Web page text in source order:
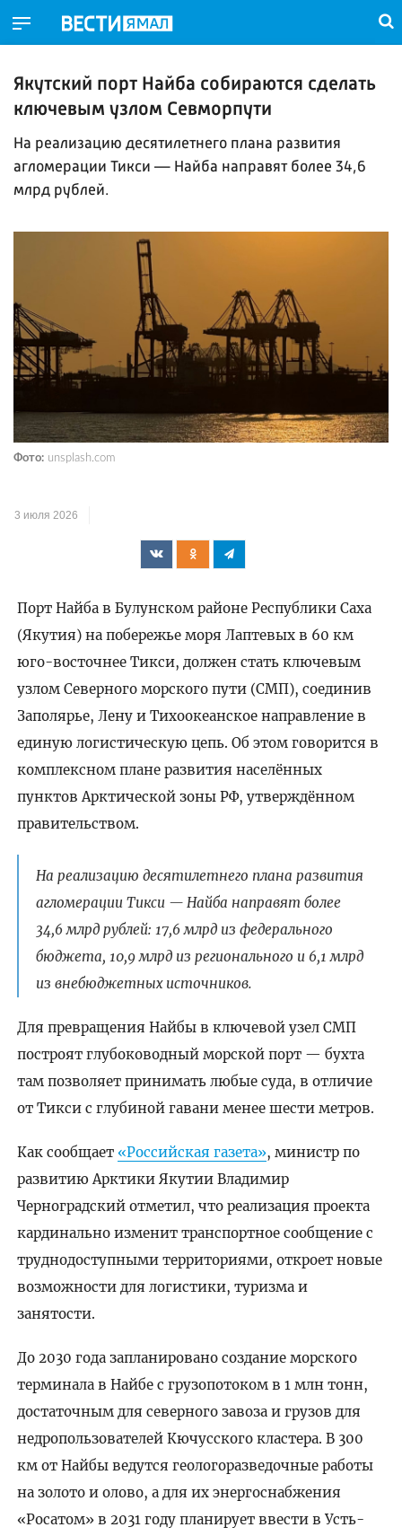
Якутский порт Найба собираются сделать
ключевым узлом Севморпути
На реализацию десятилетнего плана развития
агломерации Тикси — Найба направят более 34,6
млрд рублей.
Фото: unsplash.com
3 июля 2026
Порт Найба в Булунском районе Республики Саха
(Якутия) на побережье моря Лаптевых в 60 км
юго-восточнее Тикси, должен стать ключевым
узлом Северного морского пути (СМП), соединив
Заполярье, Лену и Тихоокеанское направление в
единую логистическую цепь. Об этом говорится в
комплексном плане развития населённых
пунктов Арктической зоны РФ, утверждённом
правительством.
На реализацию десятилетнего плана развития
агломерации Тикси — Найба направят более
34,6 млрд рублей: 17,6 млрд из федерального
бюджета, 10,9 млрд из регионального и 6,1 млрд
из внебюджетных источников.
Для превращения Найбы в ключевой узел СМП
построят глубоководный морской порт — бухта
там позволяет принимать любые суда, в отличие
от Тикси с глубиной гавани менее шести метров.
Как сообщает «Российская газета», министр по
развитию Арктики Якутии Владимир
Черноградский отметил, что реализация проекта
кардинально изменит транспортное сообщение с
труднодоступными территориями, откроет новые
возможности для логистики, туризма и
занятости.
До 2030 года запланировано создание морского
терминала в Найбе с грузопотоком в 1 млн тонн,
достаточным для северного завоза и грузов для
недропользователей Кючусского кластера. В 300
км от Найбы ведутся геологоразведочные работы
на золото и олово, а для их энергоснабжения
«Росатом» в 2031 году планирует ввести в Усть-